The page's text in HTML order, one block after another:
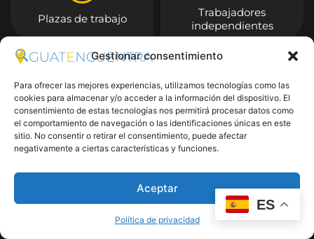
Gestionar consentimiento
Para ofrecer las mejores experiencias, utilizamos tecnologías como las
cookies para almacenar y/o acceder a la información del dispositivo. El
consentimiento de estas tecnologías nos permitirá procesar datos como
el comportamiento de navegación o las identificaciones únicas en este
sitio. No consentir o retirar el consentimiento, puede afectar
negativamente a ciertas características y funciones.
Aceptar
Política de privacidad
Plazas de trabajo
Trabajadores
independientes
Entrar
ES